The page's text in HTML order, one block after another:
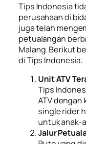
Tips Indonesia
perusahaan di
juga telah
petualangan
Malang. Berikut
di Tips Indonesia:
Unit ATV
Tips
ATV dengan
single rider
untuk anak-
Jalur